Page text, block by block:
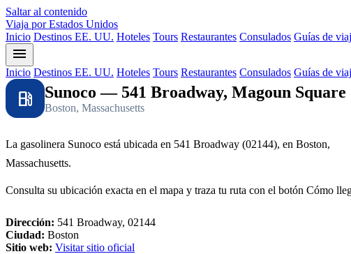
Saltar al contenido
Viaja por Estados Unidos
Inicio Destinos EE. UU. Hoteles Tours Restaurantes Consulados Guías de
menu
Inicio Destinos EE. UU. Hoteles Tours Restaurantes Consulados Guías de
local_gas_station Sunoco — 541 Broadway, Magoun Square
Boston, Massachusetts
La gasolinera Sunoco está ubicada en 541 Broadway (02144), en Boston,
Massachusetts.
Consulta su ubicación exacta en el mapa y traza tu ruta con el botón Cómo
Dirección: 541 Broadway, 02144
Ciudad: Boston
Sitio web: Visitar sitio oficial